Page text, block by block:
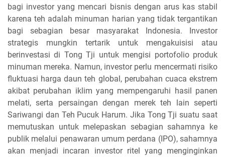
bagi investor yang mencari bisnis dengan arus kas stabil
karena teh adalah minuman harian yang tidak tergantikan
bagi sebagian besar masyarakat Indonesia. Investor
strategis mungkin tertarik untuk mengakuisisi atau
berinvestasi di Tong Tji untuk mengisi portofolio produk
minuman mereka. Namun, investor perlu mencermati risiko
fluktuasi harga daun teh global, perubahan cuaca ekstrem
akibat perubahan iklim yang mempengaruhi hasil panen
melati, serta persaingan dengan merek teh lain seperti
Sariwangi dan Teh Pucuk Harum. Jika Tong Tji suatu saat
memutuskan untuk melepaskan sebagian sahamnya ke
publik melalui penawaran umum perdana (IPO), sahamnya
akan menjadi incaran investor ritel yang menginginkan